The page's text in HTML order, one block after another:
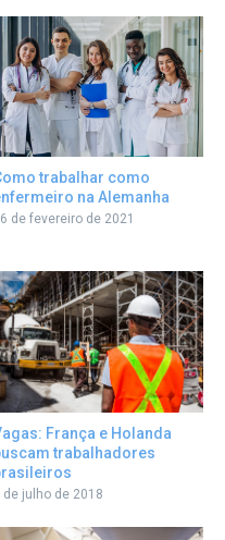
trabalhar como
na Alemanha
de fevereiro de 2021
França e Holanda
trabalhadores
de julho de 2018